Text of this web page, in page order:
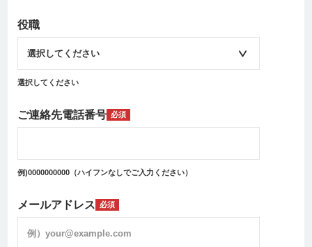
役職
選択してください
ご連絡先電話番号 必須
例)0000000000（ハイフンなしでご入力ください）
メールアドレス 必須